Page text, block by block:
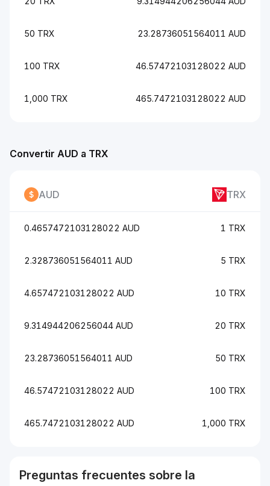
50 TRX 23.28736051564011 AUD
100 TRX 46.57472103128022 AUD
1,000 TRX 465.7472103128022 AUD
Convertir AUD a TRX
AUD TRX
0.4657472103128022 AUD 1 TRX
2.328736051564011 AUD 5 TRX
4.657472103128022 AUD 10 TRX
9.314944206256044 AUD 20 TRX
23.28736051564011 AUD 50 TRX
46.57472103128022 AUD 100 TRX
465.7472103128022 AUD 1,000 TRX
Preguntas frecuentes sobre la